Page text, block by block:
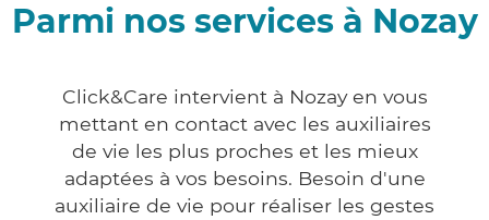
Parmi nos services à Nozay
Click&Care intervient à Nozay en vous
mettant en contact avec les auxiliaires
de vie les plus proches et les mieux
adaptées à vos besoins. Besoin d'une
auxiliaire de vie pour réaliser les gestes